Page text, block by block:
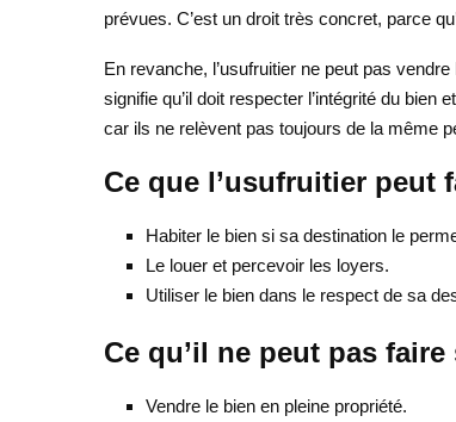
prévues. C’est un droit très concret, parce
En revanche, l’usufruitier ne peut pas
signifie qu’il doit respecter l’intégrité du
car ils ne relèvent pas toujours de la même
Ce que l’usufruitier peut
Habiter le bien si sa destination le
Le louer et percevoir les loyers.
Utiliser le bien dans le respect de sa
Ce qu’il ne peut pas faire
Vendre le bien en pleine propriété.